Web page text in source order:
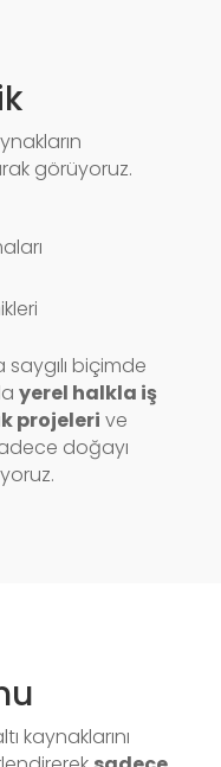
görüyoruz.
biçimde
yerel halkla iş
projeleri ve
doğayı
kaynaklarını